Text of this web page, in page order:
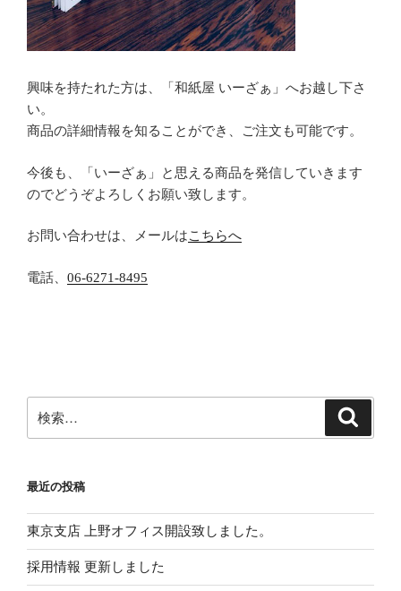
興味を持たれた方は、「和紙屋 いーざぁ」へお越し下さ
い。
商品の詳細情報を知ることができ、ご注文も可能です。
今後も、「いーざぁ」と思える商品を発信していきます
のでどうぞよろしくお願い致します。
お問い合わせは、メールはこちらへ
電話、 06-6271-8495
索:
最近の投稿
東京支店 上野オフィス開設致しました。
採用情報 更新しました